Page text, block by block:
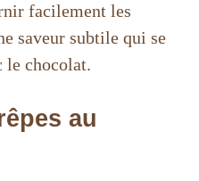
facilement les
saveur subtile qui se
le chocolat.
au